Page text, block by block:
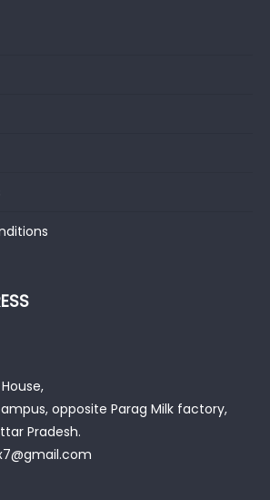
opposite Parag Milk factory,
Pradesh.